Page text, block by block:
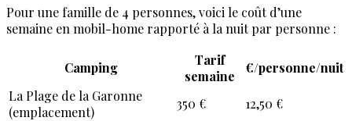
Pour une famille de 4 personnes, voici le coût d’une
semaine en mobil-home rapporté à la nuit par personne :
Camping
Tarif
semaine
€/personne/nuit
La Plage de la Garonne
(emplacement)
350 €
12,50 €